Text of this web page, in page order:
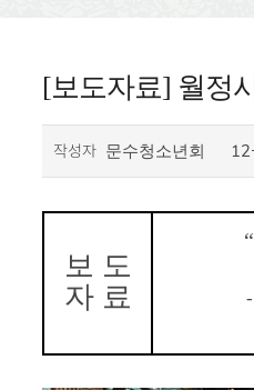
[보도자료] 월정
작성자 문수청소년회
보 도
자 료